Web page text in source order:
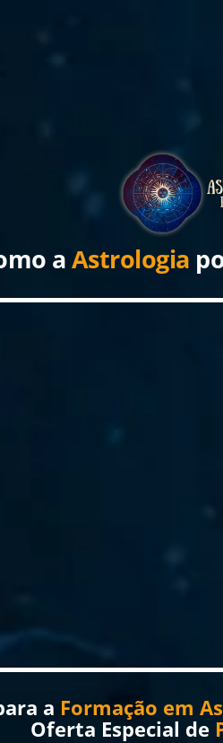
aAstrologia
a Formação em
Oferta Especial de